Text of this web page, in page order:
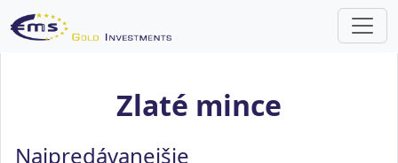
Zlaté mince
Najpredávanejšie